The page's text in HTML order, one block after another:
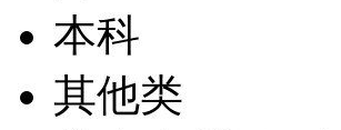
本科
其他类